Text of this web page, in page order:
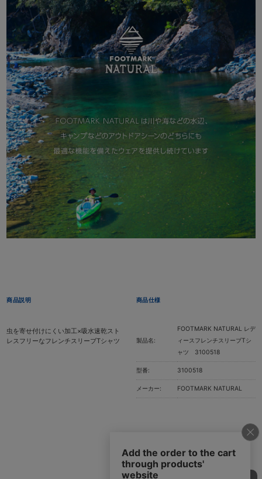
商品説明
虫を寄せ付けにくい加工×吸水速乾スト
レスフリーなフレンチスリーブTシャツ
商品仕様
製品名:
FOOTMARK NATURAL レデ
ィースフレンチスリーブTシ
ャツ 3100518
型番: 3100518
メーカー: FOOTMARK NATURAL